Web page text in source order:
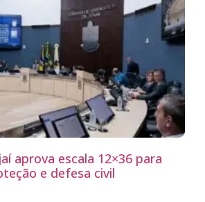
aprova escala 12×36 para
e defesa civil